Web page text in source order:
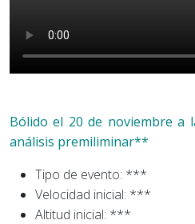
Bólido el 20 de noviembre a
análisis premiliminar**
Tipo de evento: ***
Velocidad inicial: ***
Altitud inicial: ***